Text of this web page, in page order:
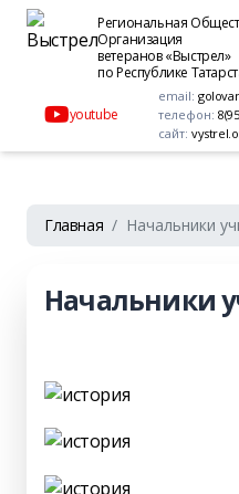
Региональная
Организация
ветеранов «Выстрел»
по Республике
youtube
email:
телефон:
сайт:
Главная Начальники
Начальники